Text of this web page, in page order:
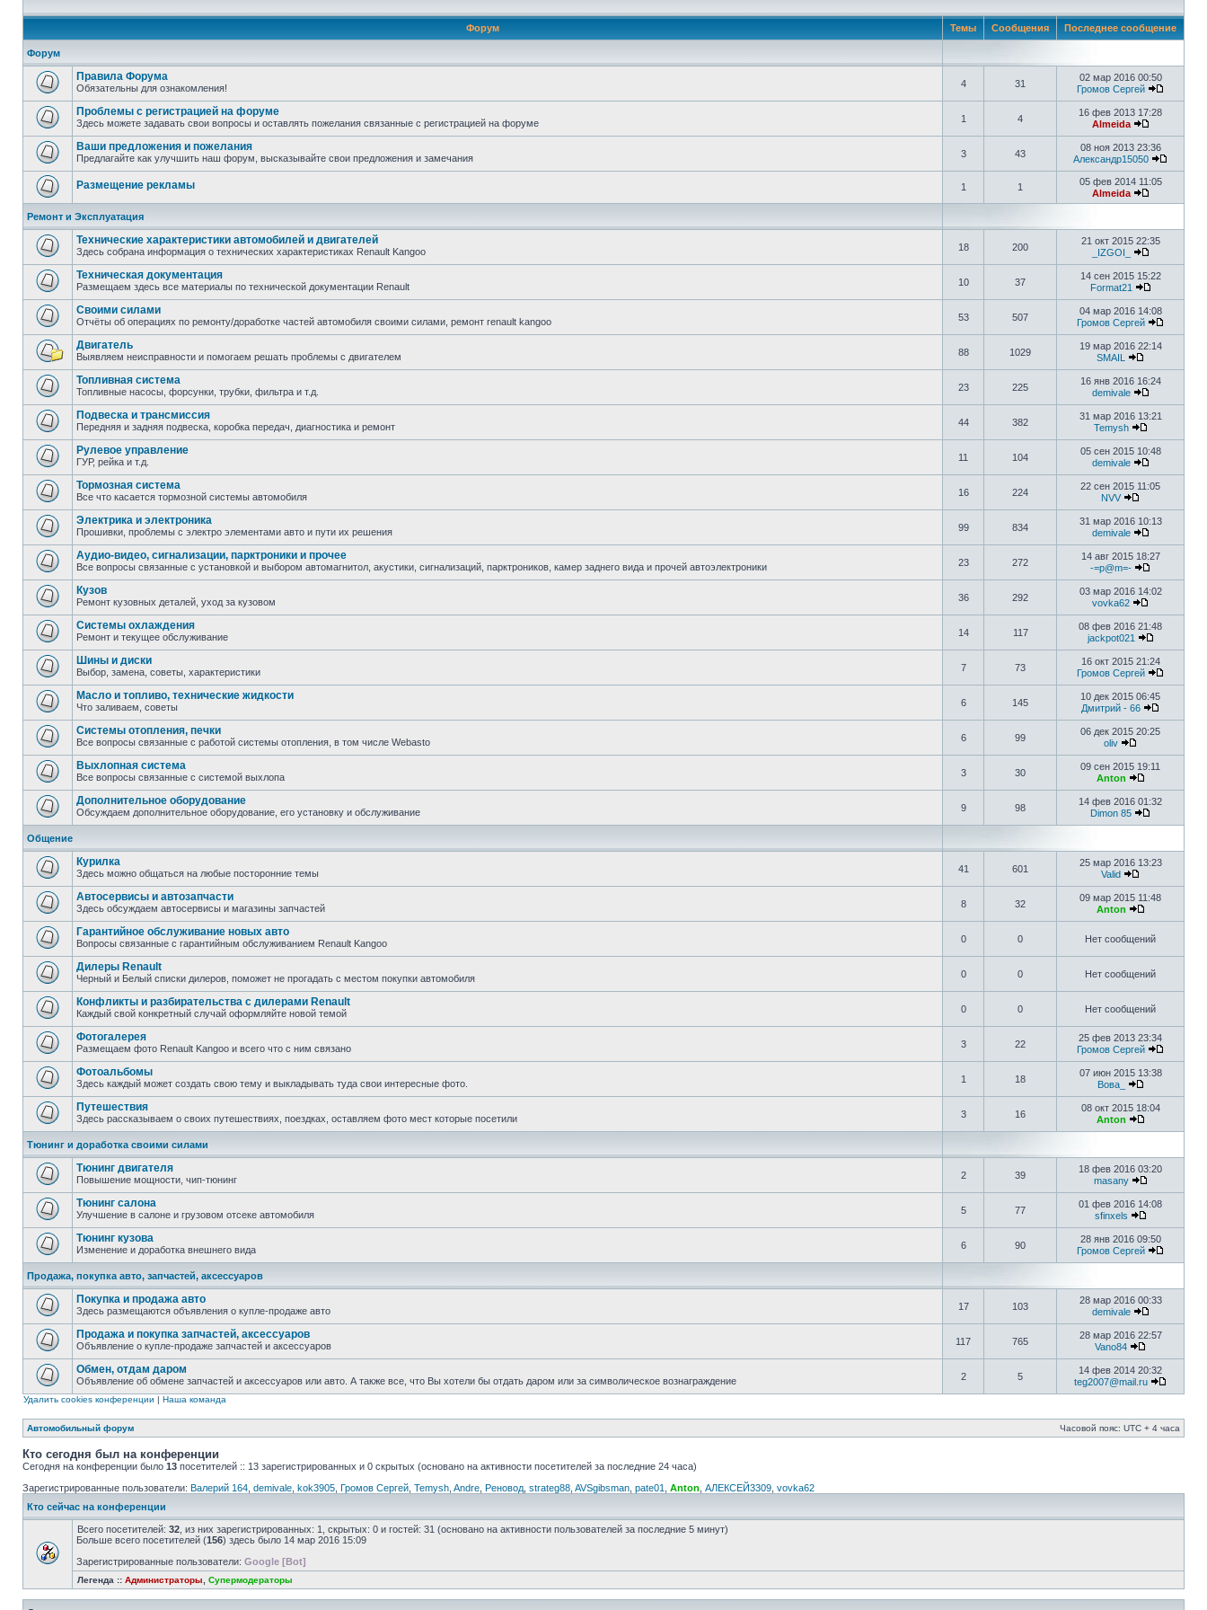
Форум Темы Сообщения Последнее сообщение
Форум
Правила Форума
Обязательны для ознакомления! 4 31
02 мар 2016 00:50
Громов Сергей
Проблемы с регистрацией на форуме
Здесь можете задавать свои вопросы и оставлять пожелания связанные с регистрацией на форуме 1 4
16 фев 2013 17:28
Almeida
Ваши предложения и пожелания
Предлагайте как улучшить наш форум, высказывайте свои предложения и замечания 3 43
08 ноя 2013 23:36
Александр15050
Размещение рекламы 1 1
05 фев 2014 11:05
Almeida
Ремонт и Эксплуатация
Технические характеристики автомобилей и двигателей
Здесь собрана информация о технических характеристиках Renault Kangoo 18 200
21 окт 2015 22:35
_IZGOI_
Техническая документация
Размещаем здесь все материалы по технической документации Renault 10 37
14 сен 2015 15:22
Format21
Своими силами
Отчёты об операциях по ремонту/доработке частей автомобиля своими силами, ремонт renault kangoo 53 507
04 мар 2016 14:08
Громов Сергей
Двигатель
Выявляем неисправности и помогаем решать проблемы с двигателем 88 1029
19 мар 2016 22:14
SMAIL
Топливная система
Топливные насосы, форсунки, трубки, фильтра и т.д. 23 225
16 янв 2016 16:24
demivale
Подвеска и трансмиссия
Передняя и задняя подвеска, коробка передач, диагностика и ремонт 44 382
31 мар 2016 13:21
Temysh
Рулевое управление
ГУР, рейка и т.д. 11 104
05 сен 2015 10:48
demivale
Тормозная система
Все что касается тормозной системы автомобиля 16 224
22 сен 2015 11:05
NVV
Электрика и электроника
Прошивки, проблемы с электро элементами авто и пути их решения 99 834
31 мар 2016 10:13
demivale
Аудио-видео, сигнализации, парктроники и прочее
Все вопросы связанные с установкой и выбором автомагнитол, акустики, сигнализаций, парктроников, камер заднего вида и прочей автоэлектроники 23 272
14 авг 2015 18:27
-=p@m=-
Кузов
Ремонт кузовных деталей, уход за кузовом 36 292
03 мар 2016 14:02
vovka62
Системы охлаждения
Ремонт и текущее обслуживание 14 117
08 фев 2016 21:48
jackpot021
Шины и диски
Выбор, замена, советы, характеристики 7 73
16 окт 2015 21:24
Громов Сергей
Масло и топливо, технические жидкости
Что заливаем, советы 6 145
10 дек 2015 06:45
Дмитрий - 66
Системы отопления, печки
Все вопросы связанные с работой системы отопления, в том числе Webasto 6 99
06 дек 2015 20:25
oliv
Выхлопная система
Все вопросы связанные с системой выхлопа 3 30
09 сен 2015 19:11
Anton
Дополнительное оборудование
Обсуждаем дополнительное оборудование, его установку и обслуживание 9 98
14 фев 2016 01:32
Dimon 85
Общение
Курилка
Здесь можно общаться на любые посторонние темы 41 601
25 мар 2016 13:23
Valid
Автосервисы и автозапчасти
Здесь обсуждаем автосервисы и магазины запчастей 8 32
09 мар 2015 11:48
Anton
Гарантийное обслуживание новых авто
Вопросы связанные с гарантийным обслуживанием Renault Kangoo 0 0 Нет сообщений
Дилеры Renault
Черный и Белый списки дилеров, поможет не прогадать с местом покупки автомобиля 0 0 Нет сообщений
Конфликты и разбирательства с дилерами Renault
Каждый свой конкретный случай оформляйте новой темой 0 0 Нет сообщений
Фотогалерея
Размещаем фото Renault Kangoo и всего что с ним связано 3 22
25 фев 2013 23:34
Громов Сергей
Фотоальбомы
Здесь каждый может создать свою тему и выкладывать туда свои интересные фото. 1 18
07 июн 2015 13:38
Вова_
Путешествия
Здесь рассказываем о своих путешествиях, поездках, оставляем фото мест которые посетили 3 16
08 окт 2015 18:04
Anton
Тюнинг и доработка своими силами
Тюнинг двигателя
Повышение мощности, чип-тюнинг 2 39
18 фев 2016 03:20
masany
Тюнинг салона
Улучшение в салоне и грузовом отсеке автомобиля 5 77
01 фев 2016 14:08
sfinxels
Тюнинг кузова
Изменение и доработка внешнего вида 6 90
28 янв 2016 09:50
Громов Сергей
Продажа, покупка авто, запчастей, аксессуаров
Покупка и продажа авто
Здесь размещаются объявления о купле-продаже авто 17 103
28 мар 2016 00:33
demivale
Продажа и покупка запчастей, аксессуаров
Объявление о купле-продаже запчастей и аксессуаров 117 765
28 мар 2016 22:57
Vano84
Обмен, отдам даром
Объявление об обмене запчастей и аксессуаров или авто. А также все, что Вы хотели бы отдать даром или за символическое вознаграждение 2 5
14 фев 2014 20:32
teg2007@mail.ru
Удалить cookies конференции | Наша команда
Автомобильный форум Часовой пояс: UTC + 4 часа
Кто сегодня был на конференции
Сегодня на конференции было 13 посетителей :: 13 зарегистрированных и 0 скрытых (основано на активности посетителей за последние 24 часа)
Зарегистрированные пользователи: Валерий 164 demivale kok3905 Громов Сергей Temysh Andre Реновод strateg88 AVSgibsman pate01 Anton АЛЕКСЕЙ3309 vovka62
Кто сейчас на конференции
Всего посетителей: 32 , из них зарегистрированных: 1, скрытых: 0 и гостей: 31 (основано на активности пользователей за последние 5 минут)
Больше всего посетителей (156) здесь было 14 мар 2016 15:09
Зарегистрированные пользователи: Google [Bot]
Легенда :: Администраторы Супермодераторы